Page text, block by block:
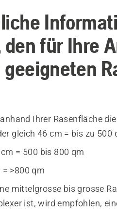
für Ihre
Ihrer Rasenfläche
gleich 46 cm = bis zu 500
= 500 bis 800 qm
>800 qm
mittelgrosse bis grosse
ist, wird empfohlen,